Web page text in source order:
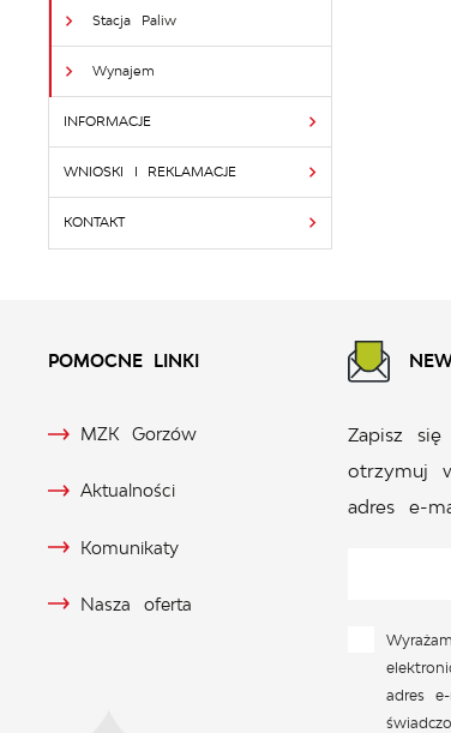
Stacja Paliw
Wynajem
INFORMACJE
WNIOSKI I REKLAMACJE
KONTAKT
POMOCNE LINKI
MZK Gorzów
Aktualności
Komunikaty
Nasza oferta
Zapisz
otrzymuj
adres e-
adres